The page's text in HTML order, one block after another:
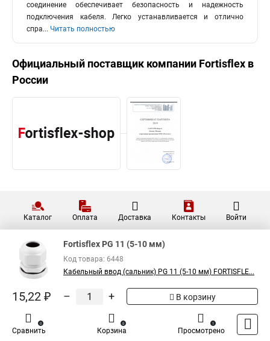
соединение обеспечивает безопасность и надежность
подключения кабеля. Легко устанавливается и отлично
спра... Читать полностью
Официальный поставщик компании Fortisflex в
России
Каталог Оплата Доставка Контакты Войти
Fortisflex PG 11 (5-10 мм)
Код товара: 6448
Кабельный ввод (сальник) PG 11 (5-10 мм) FORTISFLE...
15,22 ₽ – + В корзину
Сравнить
0
Корзина
0
Просмотрено
1